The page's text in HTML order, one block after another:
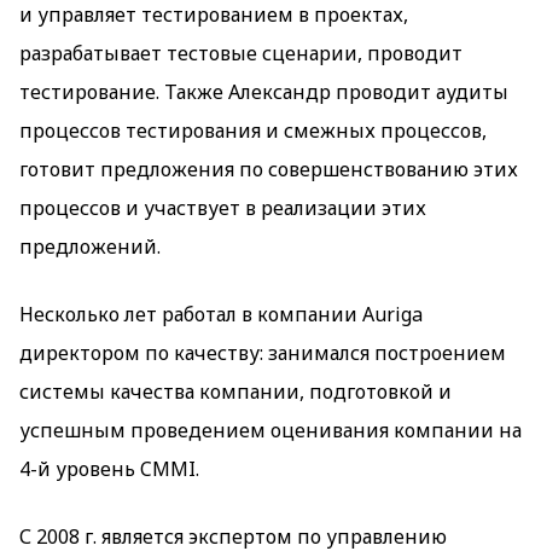
и управляет тестированием в проектах,
разрабатывает тестовые сценарии, проводит
тестирование. Также Александр проводит аудиты
процессов тестирования и смежных процессов,
готовит предложения по совершенствованию этих
процессов и участвует в реализации этих
предложений.
Несколько лет работал в компании Auriga
директором по качеству: занимался построением
системы качества компании, подготовкой и
успешным проведением оценивания компании на
4-й уровень CMMI.
С 2008 г. является экспертом по управлению